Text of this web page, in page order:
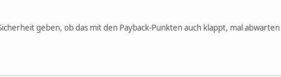
geben, ob das mit den Payback-Punkten auch klappt, mal abwarten